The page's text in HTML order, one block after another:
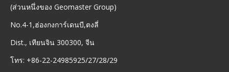
(ส่วนหนึ่งของ Geomaster Group)
No.4-1,ฮ่องกงการ์เดนบี,ตงลี่
Dist., เทียนจิน 300300, จีน
โทร: +86-22-24985925/27/28/29